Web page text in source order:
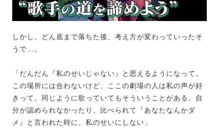
しかし、どん底まで落ちた後、考え方が変わっていったそ
うで…。
「だんだん『私のせいじゃない』と思えるようになって。
この場所には合わないけど、ここの劇場の人は私の声が好
きって。同じように歌っていてもそういうことがある。自
分が認められなかったり、比べられて『あなたなんかダ
メ』と言われた時に、私のせいにしない」